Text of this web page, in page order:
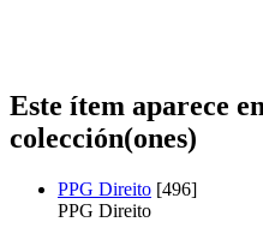
Este ítem aparece
colección(ones)
PPG Direito [496]
PPG Direito